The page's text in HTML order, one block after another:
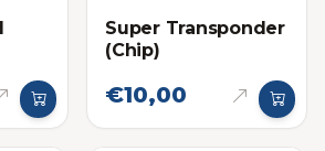
Super Transponder
(Chip)
€10,00